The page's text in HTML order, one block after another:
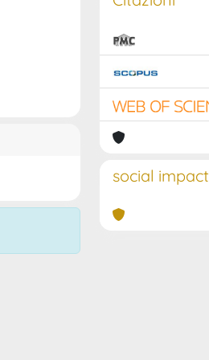
social impact